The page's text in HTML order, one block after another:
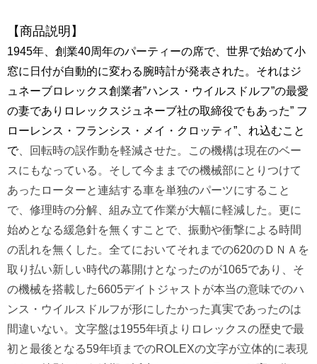
【商品説明】
1945年、創業40周年のパーティーの席で、世界で始めて小
窓に日付が自動的に変わる腕時計が発表された。それはジ
ュネーブロレックス創業者”ハンス・ウイルスドルフ”の最愛
の妻でありロレックスジュネーブ社の取締役でもあった” フ
ローレンス・フランシス・メイ・クロッティ”、 れ込むこと
で、回転時の誤作動を軽減させた。この機構は現在のベー
スにもなっている。そして今ままでの機械部にとりつけて
あったローターと連結する車を単独のパーツにすること
で、修理時の分解、組み立て作業が大幅に軽減した。更に
始めとなる緩急針を無くすことで、振動や衝撃による時間
の乱れを無くした。全てにおいてそれまでの620のＤＮＡを
取り払い新しい時代の幕開けとなったのが1065であり、そ
の機械を搭載した6605デイトジャストが本当の意味でのハ
ンス・ウイルスドルフが形にしたかった真実であったのは
間違いない。文字盤は1955年頃よりロレックスの歴史で最
初と最後となる59年頃までのROLEXの文字が立体的に表現